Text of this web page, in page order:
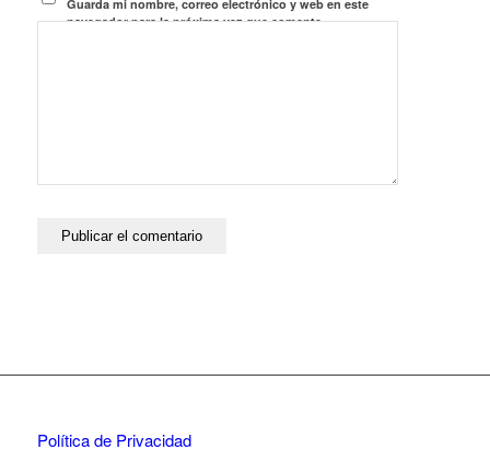
Guarda mi nombre, correo electrónico y web en este
navegador para la próxima vez que comente.
Política de Privacidad